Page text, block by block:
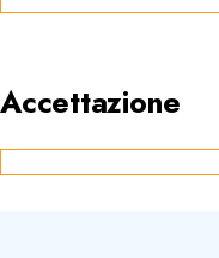
Accettazione